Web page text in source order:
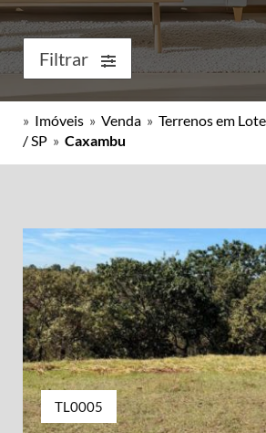
Filtrar
» Imóveis » Venda » Terrenos em
/ SP » Caxambu
TL0005